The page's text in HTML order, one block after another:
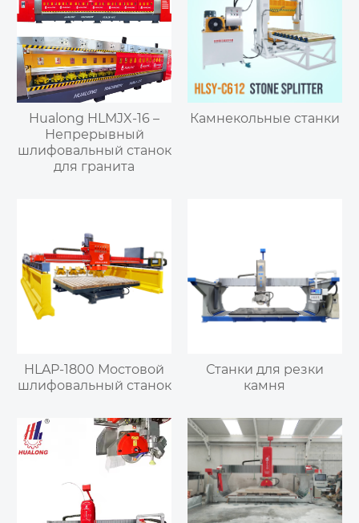
Hualong HLMJX-16 –
Непрерывный
шлифовальный станок
для гранита
Камнекольные станки
HLAP-1800 Мостовой
шлифовальный станок
Станки для резки
камня